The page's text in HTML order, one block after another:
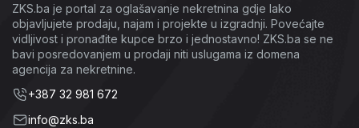
ZKS.ba je portal za oglašavanje nekretnina gdje lako
objavljujete prodaju, najam i projekte u izgradnji. Povećajte
vidljivost i pronađite kupce brzo i jednostavno! ZKS.ba se ne
bavi posredovanjem u prodaji niti uslugama iz domena
agencija za nekretnine.
+387 32 981 672
info@zks.ba